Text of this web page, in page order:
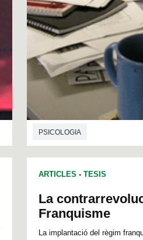
PSICOLOGIA
ARTICLES - TESIS
La
Franquisme
La implantació del règim